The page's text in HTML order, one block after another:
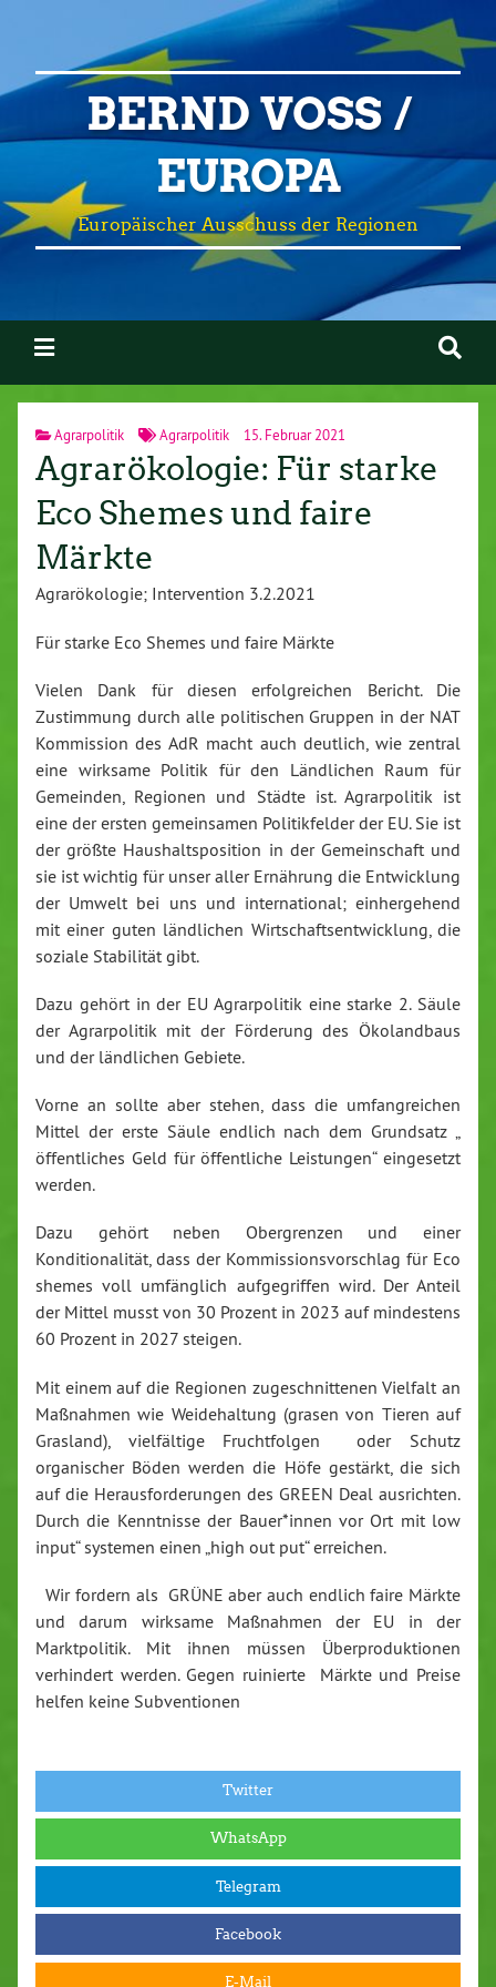
BERND VOSS /
EUROPA
Europäischer Ausschuss der Regionen
Agrarpolitik Agrarpolitik 15. Februar 2021
Agrarökologie: Für starke
Eco Shemes und faire
Märkte
Agrarökologie; Intervention 3.2.2021
Für starke Eco Shemes und faire Märkte
Vielen Dank für diesen erfolgreichen Bericht. Die
Zustimmung durch alle politischen Gruppen in der NAT
Kommission des AdR macht auch deutlich, wie zentral
eine wirksame Politik für den Ländlichen Raum für
Gemeinden, Regionen und Städte ist. Agrarpolitik ist
eine der ersten gemeinsamen Politikfelder der EU. Sie ist
der größte Haushaltsposition in der Gemeinschaft und
sie ist wichtig für unser aller Ernährung die Entwicklung
der Umwelt bei uns und international; einhergehend
mit einer guten ländlichen Wirtschaftsentwicklung, die
soziale Stabilität gibt.
Dazu gehört in der EU Agrarpolitik eine starke 2. Säule
der Agrarpolitik mit der Förderung des Ökolandbaus
und der ländlichen Gebiete.
Vorne an sollte aber stehen, dass die umfangreichen
Mittel der erste Säule endlich nach dem Grundsatz „
öffentliches Geld für öffentliche Leistungen“ eingesetzt
werden.
Dazu gehört neben Obergrenzen und einer
Konditionalität, dass der Kommissionsvorschlag für Eco
shemes voll umfänglich aufgegriffen wird. Der Anteil
der Mittel musst von 30 Prozent in 2023 auf mindestens
60 Prozent in 2027 steigen.
Mit einem auf die Regionen zugeschnittenen Vielfalt an
Maßnahmen wie Weidehaltung (grasen von Tieren auf
Grasland), vielfältige Fruchtfolgen oder Schutz
organischer Böden werden die Höfe gestärkt, die sich
auf die Herausforderungen des GREEN Deal ausrichten.
Durch die Kenntnisse der Bauer*innen vor Ort mit low
input“ systemen einen „high out put“ erreichen.
Wir fordern als GRÜNE aber auch endlich faire Märkte
und darum wirksame Maßnahmen der EU in der
Marktpolitik. Mit ihnen müssen Überproduktionen
verhindert werden. Gegen ruinierte Märkte und Preise
helfen keine Subventionen
Twitter
WhatsApp
Telegram
Facebook
E-Mail